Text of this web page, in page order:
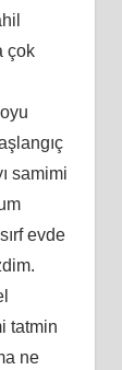
çok
samimi
evde
tatmin
ne